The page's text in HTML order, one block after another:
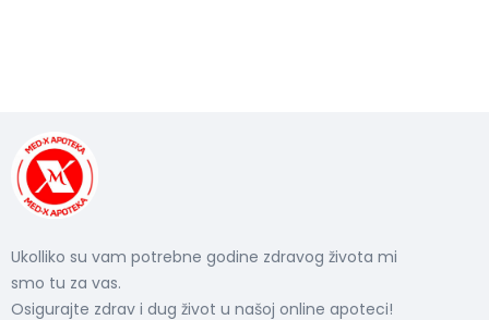
Ukolliko su vam potrebne godine zdravog života mi
smo tu za vas.
Osigurajte zdrav i dug život u našoj online apoteci!